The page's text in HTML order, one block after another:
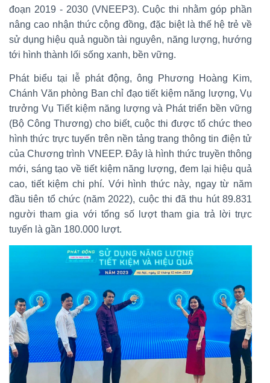
đoạn 2019 - 2030 (VNEEP3). Cuộc thi nhằm góp phần
nâng cao nhận thức cộng đồng, đặc biệt là thế hệ trẻ về
sử dụng hiệu quả nguồn tài nguyên, năng lượng, hướng
tới hình thành lối sống xanh, bền vững.
Phát biểu tại lễ phát động, ông Phương Hoàng Kim,
Chánh Văn phòng Ban chỉ đạo tiết kiệm năng lượng, Vụ
trưởng Vụ Tiết kiệm năng lượng và Phát triển bền vững
(Bộ Công Thương) cho biết, cuộc thi được tổ chức theo
hình thức trực tuyến trên nền tảng trang thông tin điện tử
của Chương trình VNEEP. Đây là hình thức truyền thông
mới, sáng tạo về tiết kiệm năng lượng, đem lại hiệu quả
cao, tiết kiệm chi phí. Với hình thức này, ngay từ năm
đầu tiên tổ chức (năm 2022), cuộc thi đã thu hút 89.831
người tham gia với tổng số lượt tham gia trả lời trực
tuyến là gần 180.000 lượt.